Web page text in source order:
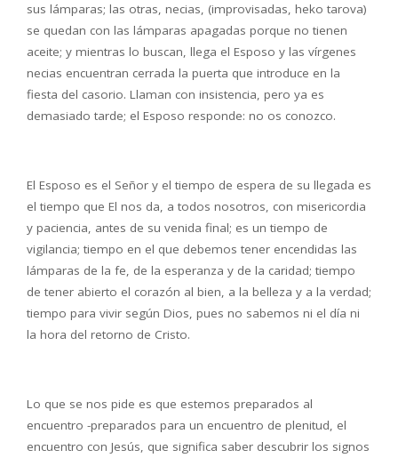
sus lámparas; las otras, necias, (improvisadas, heko tarova)
se quedan con las lámparas apagadas porque no tienen
aceite; y mientras lo buscan, llega el Esposo y las vírgenes
necias encuentran cerrada la puerta que introduce en la
fiesta del casorio. Llaman con insistencia, pero ya es
demasiado tarde; el Esposo responde: no os conozco.
El Esposo es el Señor y el tiempo de espera de su llegada es
el tiempo que El nos da, a todos nosotros, con misericordia
y paciencia, antes de su venida final; es un tiempo de
vigilancia; tiempo en el que debemos tener encendidas las
lámparas de la fe, de la esperanza y de la caridad; tiempo
de tener abierto el corazón al bien, a la belleza y a la verdad;
tiempo para vivir según Dios, pues no sabemos ni el día ni
la hora del retorno de Cristo.
Lo que se nos pide es que estemos preparados al
encuentro -preparados para un encuentro de plenitud, el
encuentro con Jesús, que significa saber descubrir los signos